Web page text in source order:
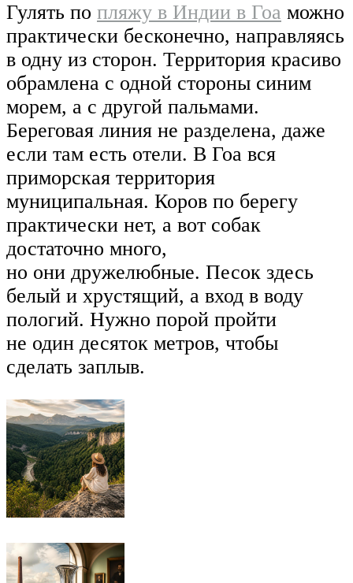
Гулять по пляжу в Индии в Гоа можно
практически бесконечно, направляясь
в одну из сторон. Территория красиво
обрамлена с одной стороны синим
морем, а с другой пальмами.
Береговая линия не разделена, даже
если там есть отели. В Гоа вся
приморская территория
муниципальная. Коров по берегу
практически нет, а вот собак
достаточно много,
но они дружелюбные. Песок здесь
белый и хрустящий, а вход в воду
пологий. Нужно порой пройти
не один десяток метров, чтобы
сделать заплыв.